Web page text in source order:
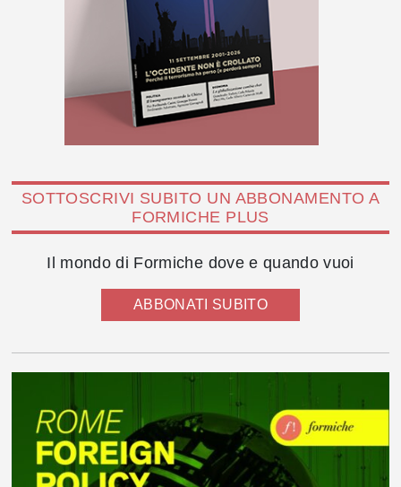
SOTTOSCRIVI SUBITO UN ABBONAMENTO A
FORMICHE PLUS
Il mondo di Formiche dove e quando vuoi
ABBONATI SUBITO